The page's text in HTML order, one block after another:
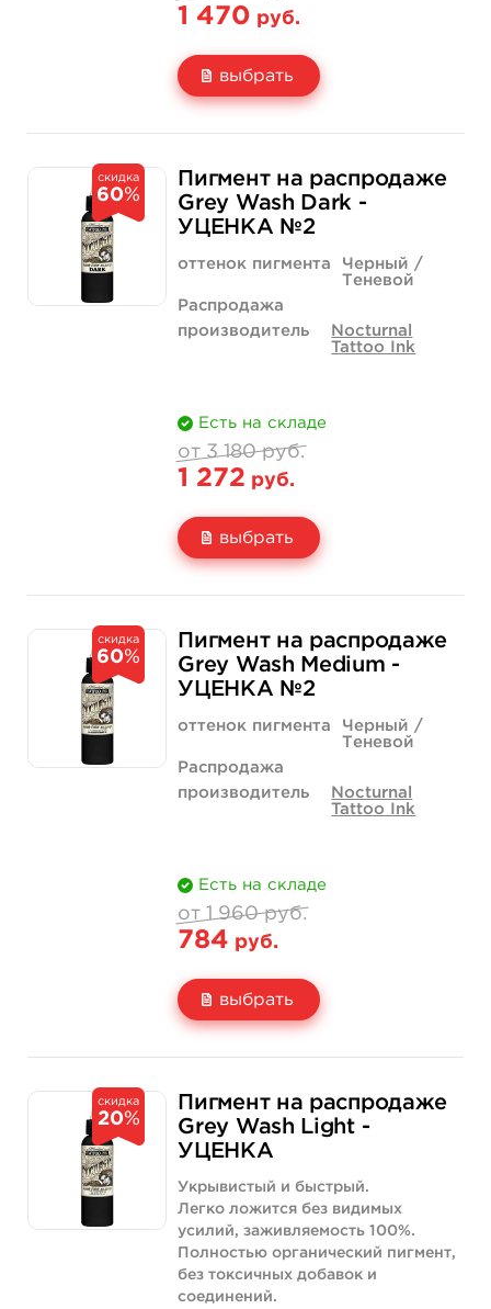
1 470 руб.
выбрать
Количество
1 960 руб.
1 470 руб.
нет на складе
3 180 руб.
2 385 руб.
скидка
60%
Пигмент на распродаже
Grey Wash Dark -
УЦЕНКА №2
оттенок пигмента
Черный /
Теневой
Распродажа
производитель
Nocturnal
Tattoo Ink
Есть на складе
от 3 180 руб.
1 272 руб.
выбрать
Количество
3 180 руб.
1 272 руб.
купить
скидка
60%
Пигмент на распродаже
Grey Wash Medium -
УЦЕНКА №2
оттенок пигмента
Черный /
Теневой
Распродажа
производитель
Nocturnal
Tattoo Ink
Есть на складе
от 1 960 руб.
784 руб.
выбрать
Количество
1 960 руб.
784 руб.
купить
3 180 руб.
1 272 руб.
скидка
20%
Пигмент на распродаже
Grey Wash Light -
УЦЕНКА
Укрывистый и быстрый.
Легко ложится без видимых
усилий, заживляемость 100%.
Полностью органический пигмент,
без токсичных добавок и
соединений.